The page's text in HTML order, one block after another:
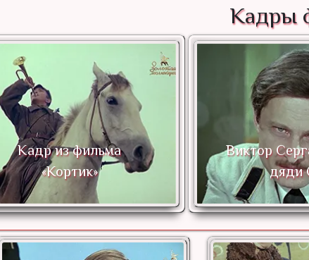
Кадры
Сергей Шевкуненко в
роли Миши Полякова
Владимир
роли